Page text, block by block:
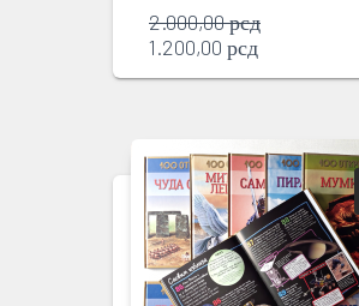
2.000,00рсдOriginalna
1.200,00 рсдTrenutna